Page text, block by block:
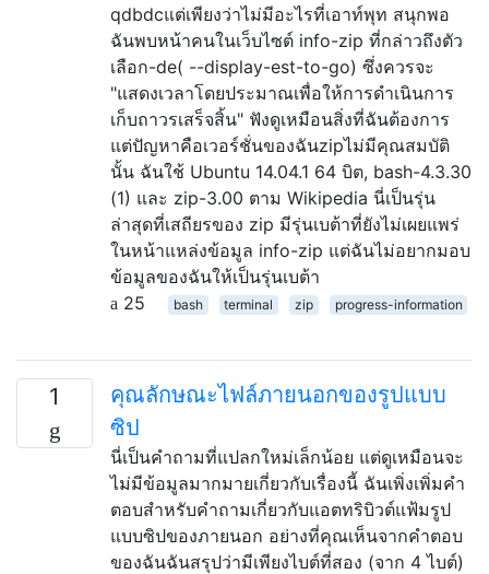
qdbdcแต่เพียงว่าไม่มีอะไรที่เอาท์พุท สนุกพอ
ฉันพบหน้าคนในเว็บไซต์ info-zip ที่กล่าวถึงตัว
เลือก-de( --display-est-to-go) ซึ่งควรจะ
"แสดงเวลาโดยประมาณเพื่อให้การดำเนินการ
เก็บถาวรเสร็จสิ้น" ฟังดูเหมือนสิ่งที่ฉันต้องการ
แต่ปัญหาคือเวอร์ชั่นของฉันzipไม่มีคุณสมบัติ
นั้น ฉันใช้ Ubuntu 14.04.1 64 บิต, bash-4.3.30
(1) และ zip-3.00 ตาม Wikipedia นี่เป็นรุ่น
ล่าสุดที่เสถียรของ zip มีรุ่นเบต้าที่ยังไม่เผยแพร่
ในหน้าแหล่งข้อมูล info-zip แต่ฉันไม่อยากมอบ
ข้อมูลของฉันให้เป็นรุ่นเบต้า
25
bash terminal zip progress-information
1
คุณลักษณะไฟล์ภายนอกของรูปแบบ
ซิป
นี่เป็นคำถามที่แปลกใหม่เล็กน้อย แต่ดูเหมือนจะ
ไม่มีข้อมูลมากมายเกี่ยวกับเรื่องนี้ ฉันเพิ่งเพิ่มคำ
ตอบสำหรับคำถามเกี่ยวกับแอตทริบิวต์แฟ้มรูป
แบบซิปของภายนอก อย่างที่คุณเห็นจากคำตอบ
ของฉันฉันสรุปว่ามีเพียงไบต์ที่สอง (จาก 4 ไบต์)